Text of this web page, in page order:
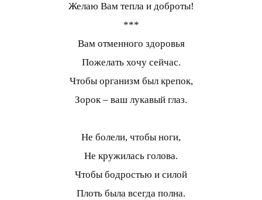
Желаю Вам тепла и доброты!
***
Вам отменного здоровья
Пожелать хочу сейчас.
Чтобы организм был крепок,
Зорок – ваш лукавый глаз.
Не болели, чтобы ноги,
Не кружилась голова.
Чтобы бодростью и силой
Плоть была всегда полна.